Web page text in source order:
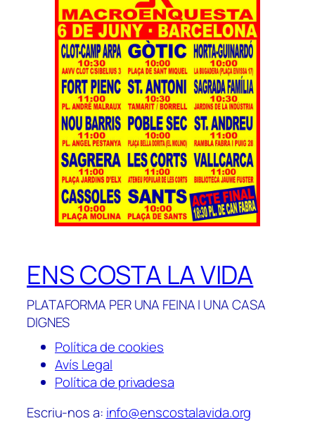
ENS COSTA LA VIDA
PLATAFORMA PER UNA FEINA I UNA CASA
DIGNES
Política de cookies
Avís Legal
Política de privadesa
Escriu-nos a: info@enscostalavida.org